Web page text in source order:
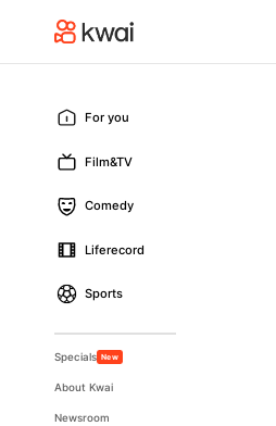
For you
Film&TV
Comedy
Liferecord
Sports
Specials New
About Kwai
Newsroom